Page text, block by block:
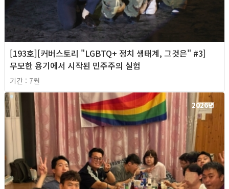
[193호][커버스토리 "LGBTQ+ 정치 생태계, 그것은" #3]
무모한 용기에서 시작된 민주주의 실험
기간 : 7월
2026년